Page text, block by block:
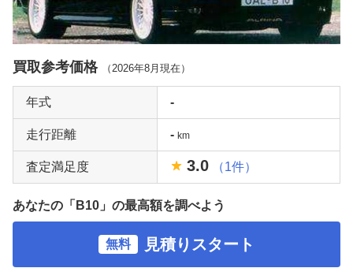
買取参考価格 （2026年8月 現在）
年式 -
走行距離 - km
査定満足度 3.0 （1件）
あなたの「B10」の最高額を調べよう
無料 見積りスタート